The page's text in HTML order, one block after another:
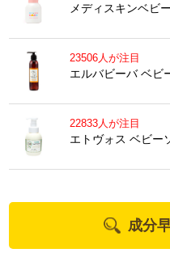
メディスキンベビ
23506人が注目
エルバビーバ ベビ
22833人が注目
エトヴォス ベビー
成分